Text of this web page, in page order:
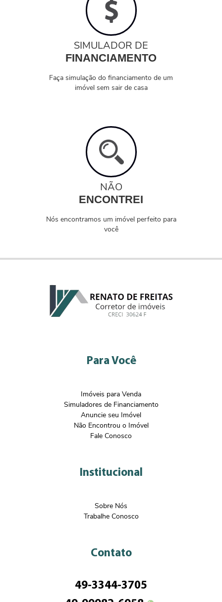
SIMULADOR DE
FINANCIAMENTO
Faça simulação do financiamento de um
imóvel sem sair de casa
NÃO
ENCONTREI
Nós encontramos um imóvel perfeito para
você
Para Você
Imóveis para Venda
Simuladores de Financiamento
Anuncie seu Imóvel
Não Encontrou o Imóvel
Fale Conosco
Institucional
Sobre Nós
Trabalhe Conosco
Contato
49-3344-3705